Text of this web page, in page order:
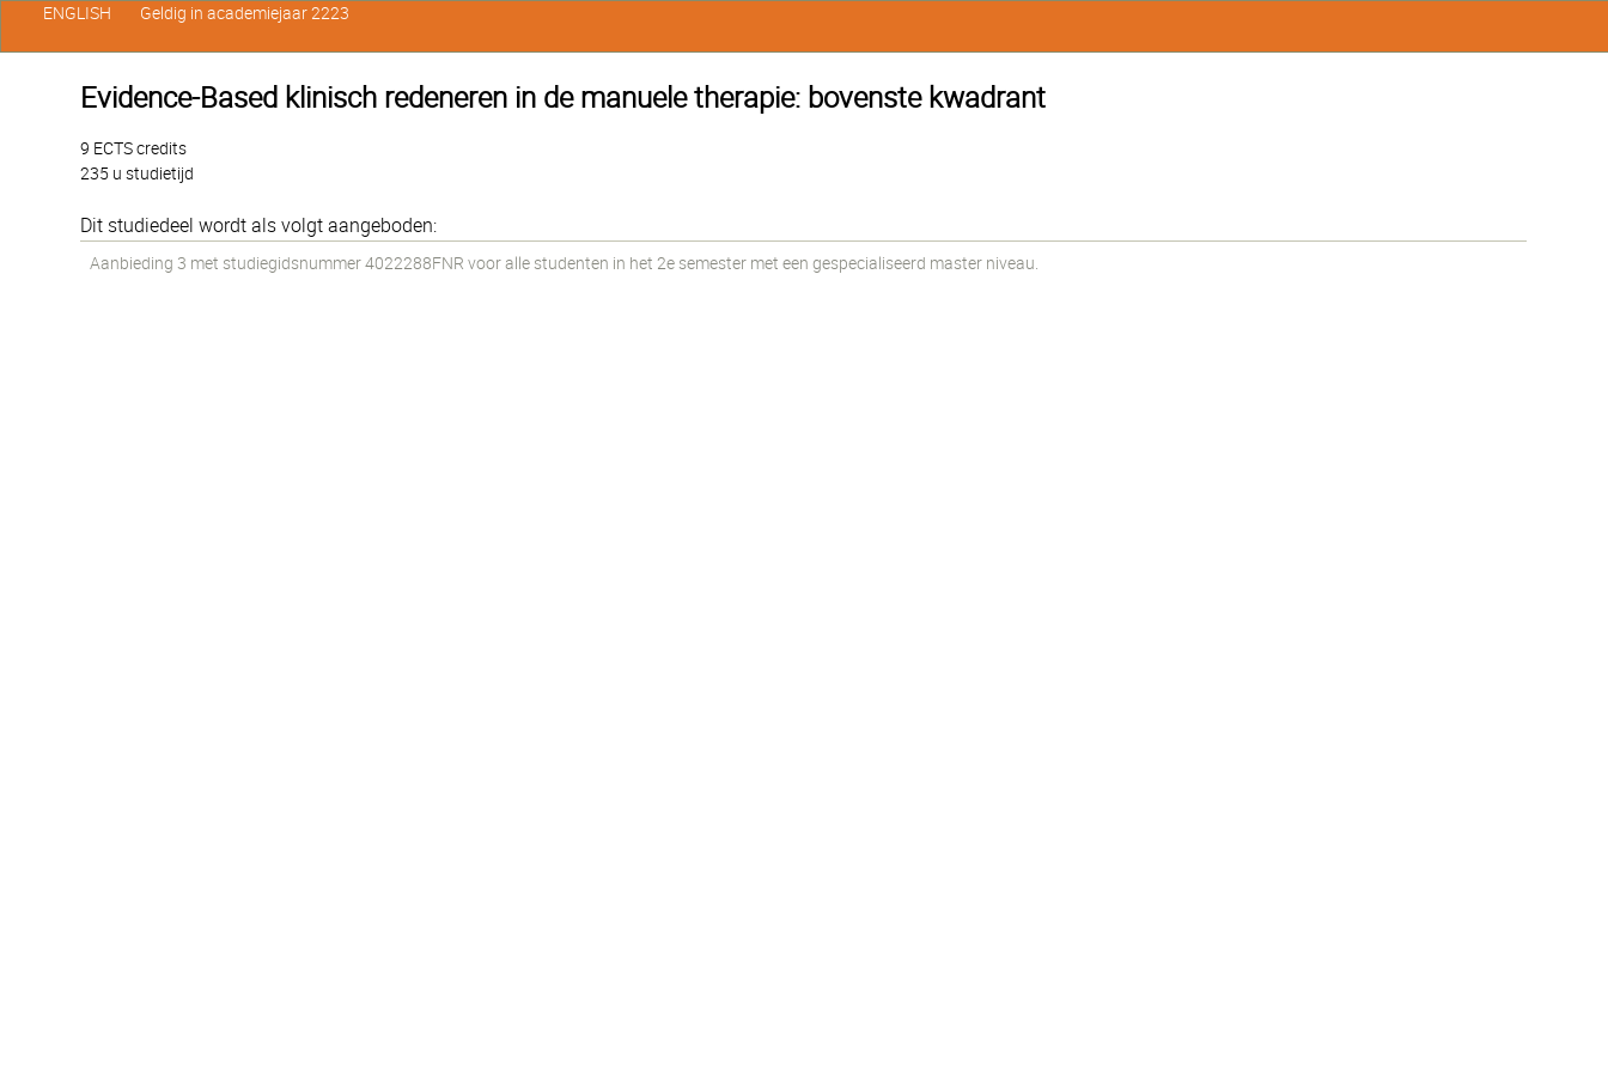
Evidence-Based klinisch redeneren in de manuele therapie: bovenste kwadrant
9 ECTS credits
235 u studietijd
Dit studiedeel wordt als volgt aangeboden:
Aanbieding 3 met studiegidsnummer 4022288FNR voor alle studenten in het 2e semester met een gespecialiseerd master niveau.
ENGLISH Geldig in academiejaar 2223